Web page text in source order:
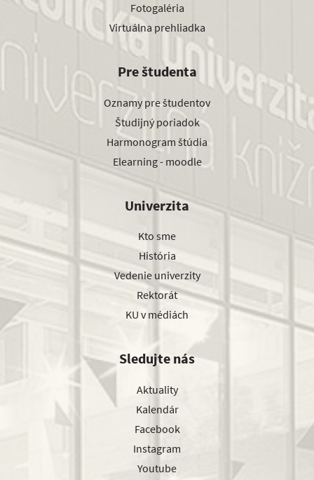
Fotogaléria
Virtuálna prehliadka
Pre študenta
Oznamy pre študentov
Študijný poriadok
Harmonogram štúdia
Elearning - moodle
Univerzita
Kto sme
História
Vedenie univerzity
Rektorát
KU v médiách
Sledujte nás
Aktuality
Kalendár
Facebook
Instagram
Youtube